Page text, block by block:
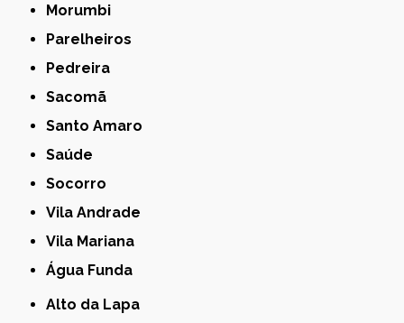
Morumbi
Parelheiros
Pedreira
Sacomã
Santo Amaro
Saúde
Socorro
Vila Andrade
Vila Mariana
Água Funda
Alto da Lapa